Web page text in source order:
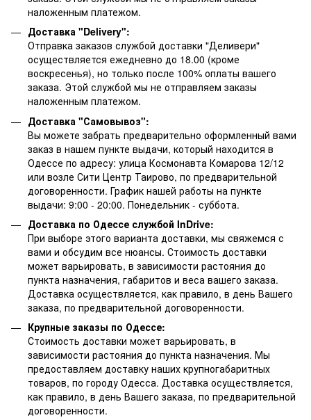
наложенным платежом.
Доставка "Delivery":
Отправка заказов службой доставки "Деливери"
осуществляется ежедневно до 18.00 (кроме
воскресенья), но только после 100% оплаты вашего
заказа. Этой службой мы не отправляем заказы
наложенным платежом.
Доставка "Самовывоз":
Вы можете забрать предварительно оформленный вами
заказ в нашем пункте выдачи, который находится в
Одессе по адресу: улица Космонавта Комарова 12/12
или возле Сити Центр Таирово, по предварительной
договоренности. График нашей работы на пункте
выдачи: 9:00 - 20:00. Понедельник - суббота.
Доставка по Одессе службой InDrive:
При выборе этого варианта доставки, мы свяжемся с
вами и обсудим все нюансы. Стоимость доставки
может варьировать, в зависимости растояния до
пункта назначения, габаритов и веса вашего заказа.
Доставка осуществляется, как правило, в день Вашего
заказа, по предварительной договоренности.
Крупные заказы по Одессе:
Стоимость доставки может варьировать, в
зависимости растояния до пункта назначения. Мы
предоставляем доставку наших крупногабаритных
товаров, по городу Одесса. Доставка осуществляется,
как правило, в день Вашего заказа, по предварительной
договоренности.